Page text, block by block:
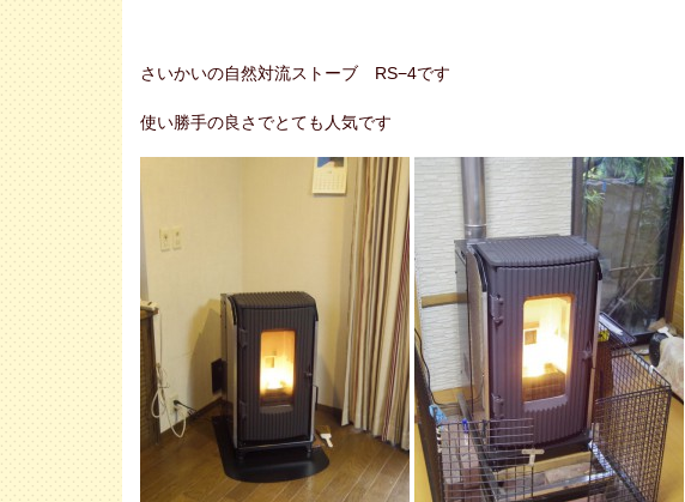
さいかいの自然対流ストーブ RS−4です
使い勝手の良さでとても人気です